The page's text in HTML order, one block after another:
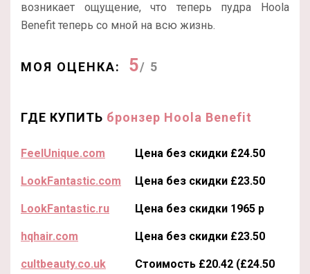
возникает ощущение, что теперь пудра Hoola
Benefit теперь со мной на всю жизнь.
МОЯ ОЦЕНКА: 5/ 5
ГДЕ КУПИТЬ бронзер Hoola Benefit
FeelUnique.com Цена без скидки £24.50
LookFantastic.com Цена без скидки £23.50
LookFantastic.ru Цена без скидки 1965 р
hqhair.com Цена без скидки £23.50
cultbeauty.co.uk
Стоимость £20.42 (£24.50